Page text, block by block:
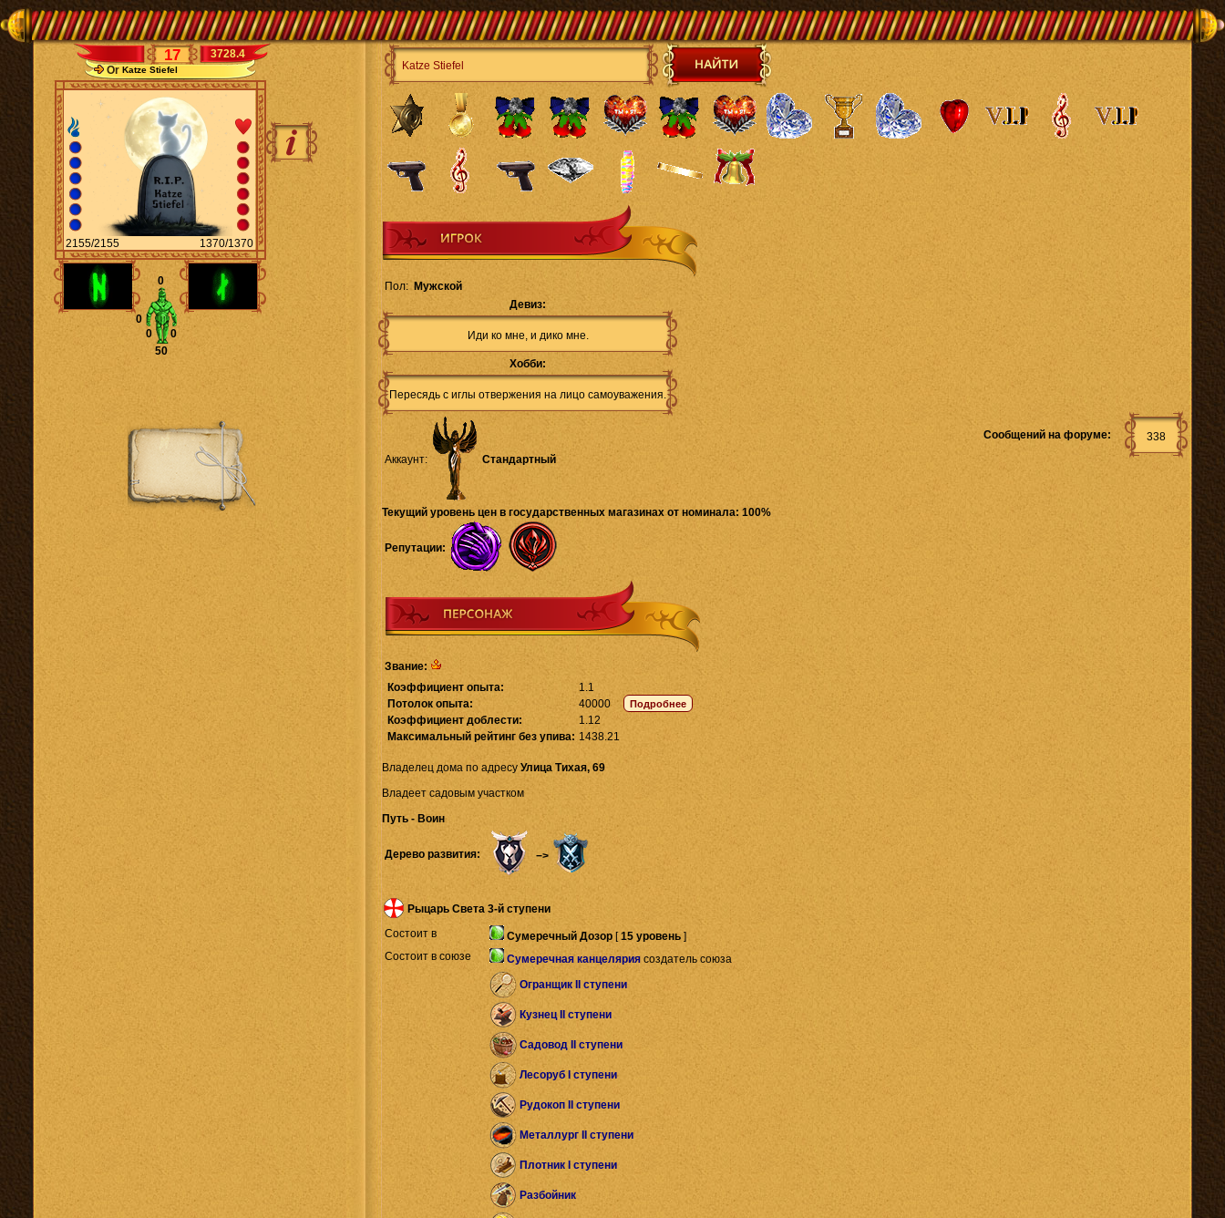
17
3728.4
Or Katze Stiefel
2155/2155 1370/1370
0
0
50
0 0
Пол: Мужской
Девиз:
Иди ко мне, и дико мне.
Хобби:
Пересядь с иглы отвержения на лицо самоуважения.
Аккаунт: Стандартный
Текущий уровень цен в государственных магазинах от номинала: 100%
Сообщений на форуме: 338
Репутации:
Звание:
Коэффициент опыта:
1.1
Потолок опыта:
40000
Коэффициент доблести:
1.12
Максимальный рейтинг без упива: 1438.21
Владелец дома по адресу Улица Тихая, 69
Владеет садовым участком
Путь - Воин
Дерево развития: −>
Рыцарь Света 3-й ступени
Cостоит в
Сумеречный Дозор [15 уровень ]
Состоит в союзе
Сумеречная канцелярия создатель союза
Огранщик II ступени
Кузнец II ступени
Садовод II ступени
Лесоруб I ступени
Рудокоп II ступени
Металлург II ступени
Плотник I ступени
Разбойник